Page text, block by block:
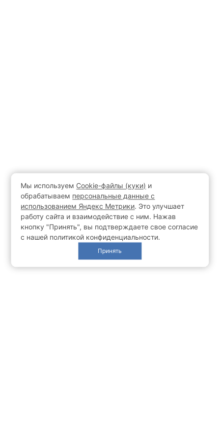
Мы используем Cookie-файлы (куки) и
обрабатываем персональные данные с
использованием Яндекс Метрики. Это улучшает
работу сайта и взаимодействие с ним. Нажав
кнопку "Принять", вы подтверждаете свое согласие
с нашей политикой конфиденциальности.
Принять